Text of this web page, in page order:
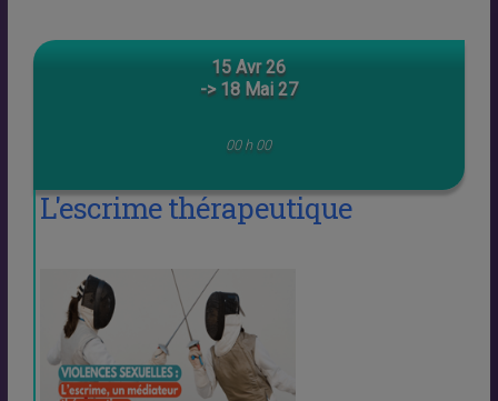
15 Avr 26
-> 18 Mai 27
00 h 00
L'escrime thérapeutique